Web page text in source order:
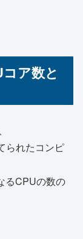
ア数と
られたコンピ
るCPUの数の